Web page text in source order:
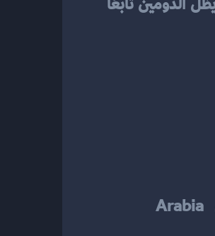
اختر شركات مرخصة وذات سمعة جيدة مثل GoDaddy، Namecheap، أو مزودين محليين مثل Arabia